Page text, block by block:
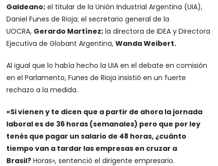
Galdeano; el titular de la Unión Industrial Argentina (UIA),
Daniel Funes de Rioja; el secretario general de la
UOCRA, Gerardo Martínez; la directora de IDEA y Directora
Ejecutiva de Globant Argentina,Wanda Weibert.
Al igual que lo había hecho la UIA en el debate en comisión
en el Parlamento, Funes de Rioja insistió en un fuerte
rechazo a la medida.
«Si vienen y te dicen que a partir de ahora la jornada
laboral es de 36 horas (semanales) pero que por ley
tenés que pagar un salario de 48 horas, ¿cuánto
tiempo van a tardar las empresas en cruzar a
Brasil? Horas», sentenció el dirigente empresario.